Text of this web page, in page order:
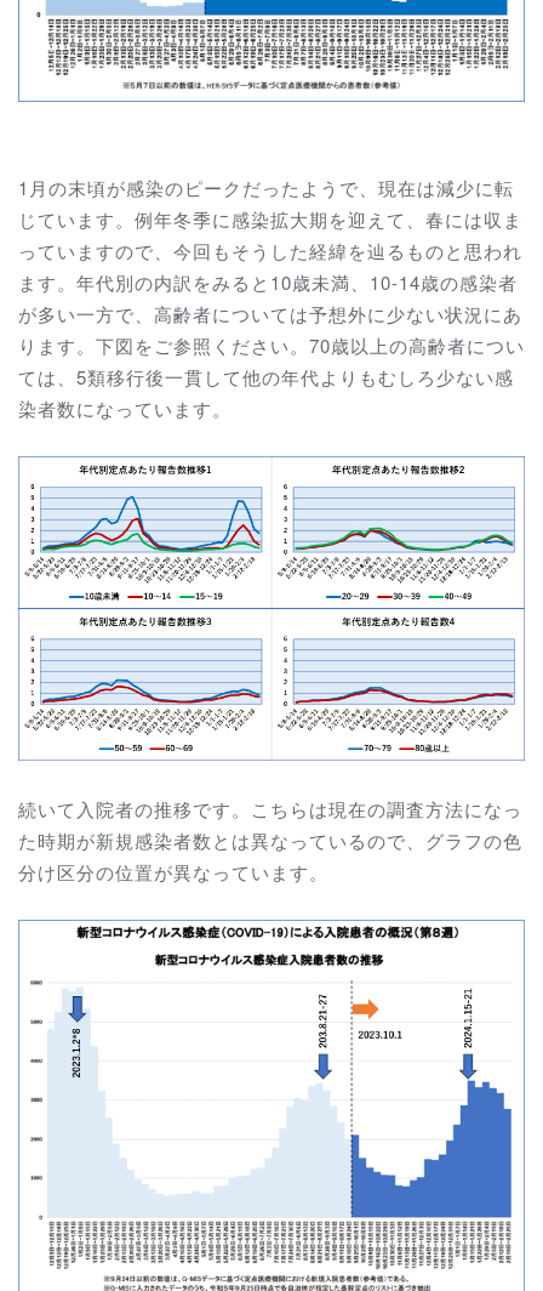
1月の末頃が感染のピークだったようで、現在は減少に転
じています。例年冬季に感染拡大期を迎えて、春には収ま
っていますので、今回もそうした経緯を辿るものと思われ
ます。年代別の内訳をみると10歳未満、10-14歳の感染者
が多い一方で、高齢者については予想外に少ない状況にあ
ります。下図をご参照ください。70歳以上の高齢者につい
ては、5類移行後一貫して他の年代よりもむしろ少ない感
染者数になっています。
続いて入院者の推移です。こちらは現在の調査方法になっ
た時期が新規感染者数とは異なっているので、グラフの色
分け区分の位置が異なっています。